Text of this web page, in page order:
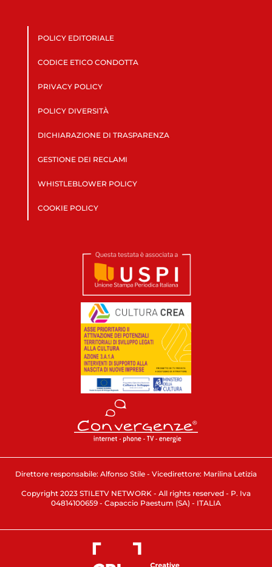
POLICY EDITORIALE
CODICE ETICO CONDOTTA
PRIVACY POLICY
POLICY DIVERSITÀ
DICHIARAZIONE DI TRASPARENZA
GESTIONE DEI RECLAMI
WHISTLEBLOWER POLICY
COOKIE POLICY
Direttore responsabile: Alfonso Stile - Vicedirettore: Marilina Letizia
Copyright 2023 STILETV NETWORK - All rights reserved - P. Iva
04814100659 - Capaccio Paestum (SA) - ITALIA